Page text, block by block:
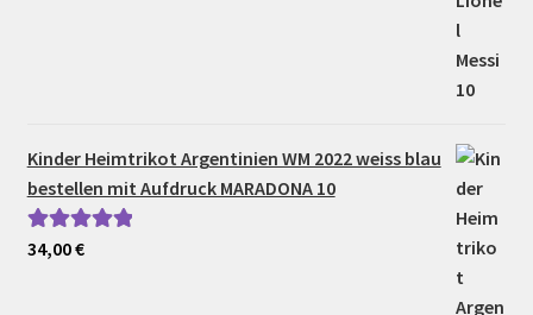
Kinder Heimtrikot Argentinien WM 2022 weiss blau
bestellen mit Aufdruck MARADONA 10
Bewertet mit
34,00€